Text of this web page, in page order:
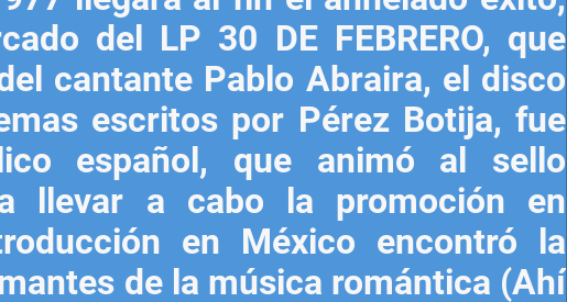
del LP 30 DE FEBRERO, que
cantante Pablo Abraira, el disco
escritos por Pérez Botija, fue
español, que animó al sello
llevar a cabo la promoción en
en México encontró la
de la música romántica (Ahí